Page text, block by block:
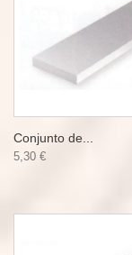
Conjunto de...
5,30 €